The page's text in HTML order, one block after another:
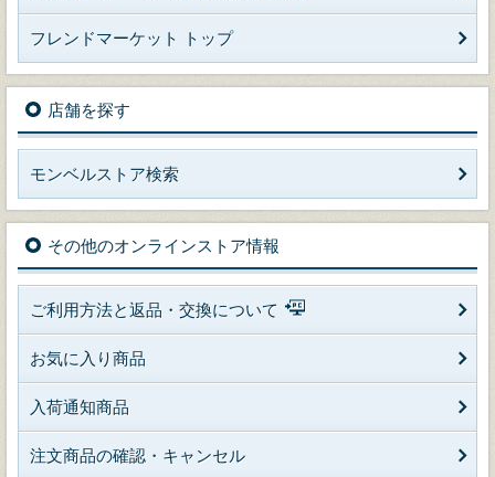
フレンドマーケット トップ
店舗を探す
モンベルストア検索
その他のオンラインストア情報
ご利用方法と返品・交換について
お気に入り商品
入荷通知商品
注文商品の確認・キャンセル